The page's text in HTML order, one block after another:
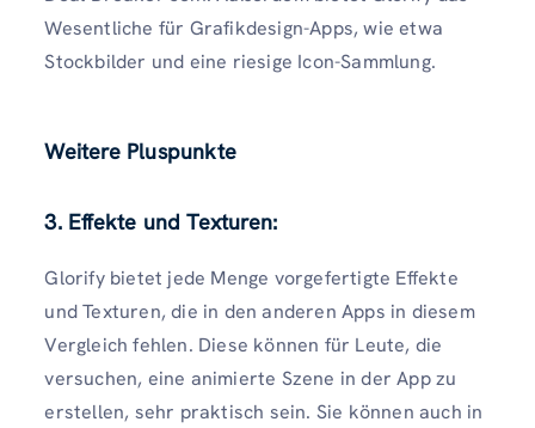
Wesentliche für Grafikdesign-Apps, wie etwa
Stockbilder und eine riesige Icon-Sammlung.
Weitere Pluspunkte
3. Effekte und Texturen:
Glorify bietet jede Menge vorgefertigte Effekte
und Texturen, die in den anderen Apps in diesem
Vergleich fehlen. Diese können für Leute, die
versuchen, eine animierte Szene in der App zu
erstellen, sehr praktisch sein. Sie können auch in